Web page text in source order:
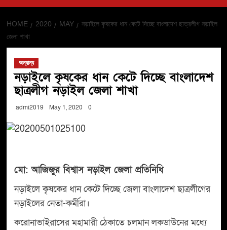
HOME 2020 MAY
নড়াইলে কৃষকের ধান কেটে দিচ্ছে বাংলাদেশ ছাত্রলীগ নড়াইল
জেলা শাখা
অন্যান্য
নড়াইলে কৃষকের ধান কেটে দিচ্ছে বাংলাদেশ
ছাত্রলীগ নড়াইল জেলা শাখা
admi2019 May 1, 2020 0
মো: অাজিজুর বিশ্বাস নড়াইল জেলা প্রতিনিধি
নড়াইলে কৃষকের ধান কেটে দিচ্ছে জেলা বাংলাদেশ ছাত্রলীগের
নড়াইলের নেতা-কর্মীরা।
করোনাভাইরাসের মহামারী ঠেকাতে চলমান লকডাউনের মধ্যে